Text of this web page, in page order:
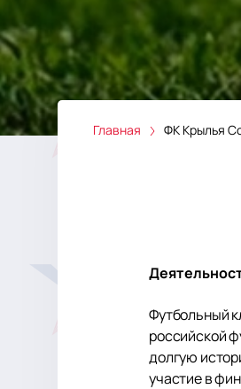
Главная ФК Крылья
Футбольный
российской
долгую
участие в